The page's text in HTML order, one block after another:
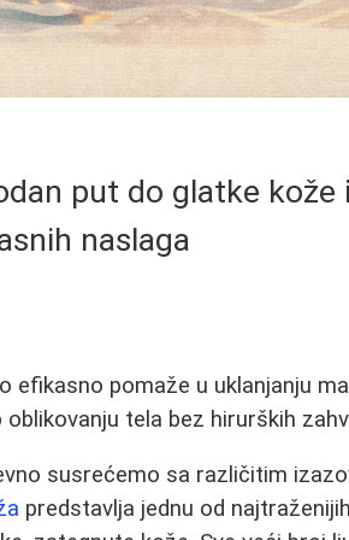
put do glatke kože
naslaga
efikasno pomaže u uklanjanju
tela bez hirurških
susrećemo sa različitim
predstavlja jednu od